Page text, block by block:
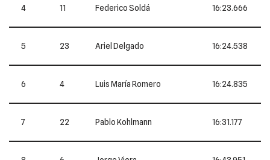
4 11 Federico Soldá 16:23.666
5 23 Ariel Delgado 16:24.538
6 4 Luis María Romero 16:24.835
7 22 Pablo Kohlmann 16:31.177